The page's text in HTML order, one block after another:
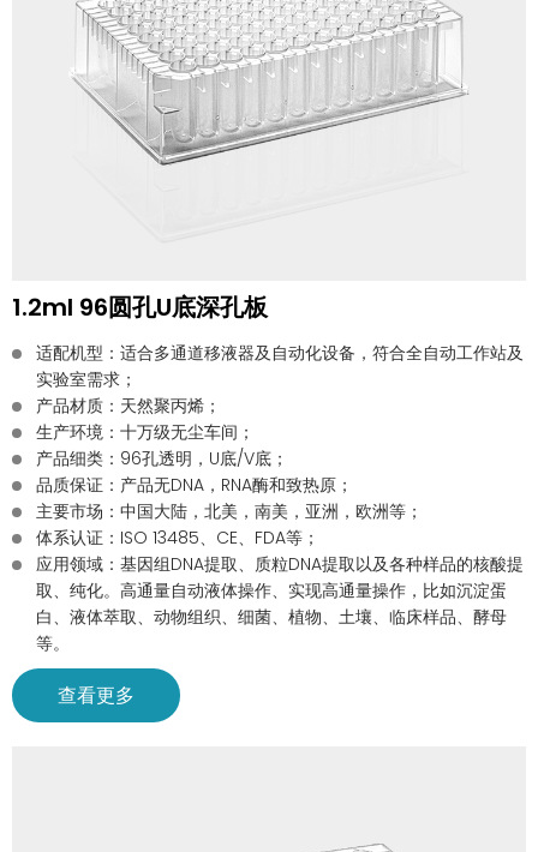
1.2ml 96圆孔U底深孔板
适配机型：适合多通道移液器及自动化设备，符合全自动工作站及
实验室需求；
产品材质：天然聚丙烯；
生产环境：十万级无尘车间；
产品细类：96孔透明，U底/V底；
品质保证：产品无DNA，RNA酶和致热原；
主要市场：中国大陆，北美，南美，亚洲，欧洲等；
体系认证：ISO 13485、CE、FDA等；
应用领域：基因组DNA提取、质粒DNA提取以及各种样品的核酸提
取、纯化。高通量自动液体操作、实现高通量操作，比如沉淀蛋
白、液体萃取、动物组织、细菌、植物、土壤、临床样品、酵母
等。
查看更多